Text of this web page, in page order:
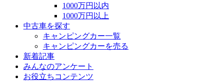
1000万円以内
1000万円以上
中古車を探す
キャンピングカー一覧
キャンピングカーを売る
新着記事
みんなのアンケート
お役立ちコンテンツ